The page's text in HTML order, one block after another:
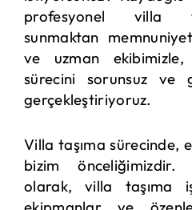
profesyonel villa
sunmaktan
ve uzman ekibimizle,
sürecini sorunsuz ve
gerçekleştiriyoruz.
Villa taşıma sürecinde,
bizim
olarak, villa taşıma